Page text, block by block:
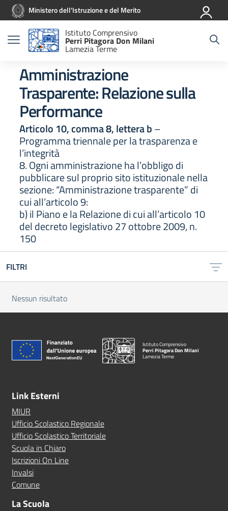
Vai ai contenuti
Vai al menu di navigazione
Vai al footerMinistero dell'Istruzione e del Merito
Istituto Comprensivo
Perri Pitagora Don Milani
Lamezia Terme
Amministrazione
Trasparente:Relazione sulla
Performance
Articolo 10, comma 8, lettera b–
Programma triennale per la trasparenza e
l’integrità
8. Ogni amministrazione ha l’obbligo di
pubblicare sul proprio sito istituzionale nella
sezione: “Amministrazione trasparente” di
cui all’articolo 9:
b) il Piano e la Relazione di cui all’articolo 10
del decreto legislativo 27 ottobre 2009, n.
150
FILTRI
Nessun risultato
Istituto Comprensivo
Perri Pitagora Don Milani
Lamezia Terme
Link Esterni
MIUR
Ufficio Scolastico Regionale
Ufficio Scolastico Territoriale
Scuola in Chiaro
Iscrizioni On Line
Invalsi
Comune
La Scuola